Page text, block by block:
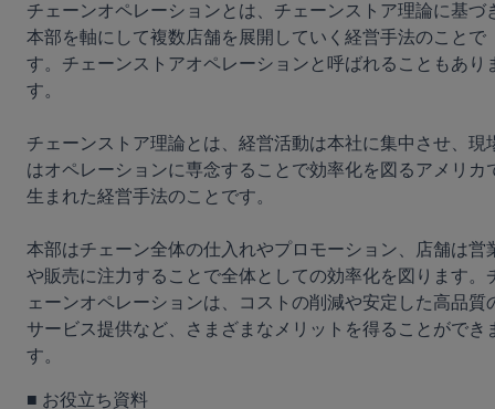
チェーンオペレーションとは、チェーンストア理論に基づ
本部を軸にして複数店舗を展開していく経営手法のことで
す。チェーンストアオペレーションと呼ばれることもあり
す。
チェーンストア理論とは、経営活動は本社に集中させ、現
はオペレーションに専念することで効率化を図るアメリカ
生まれた経営手法のことです。
本部はチェーン全体の仕入れやプロモーション、店舗は営
や販売に注力することで全体としての効率化を図ります。
ェーンオペレーションは、コストの削減や安定した高品質
サービス提供など、さまざまなメリットを得ることができ
す。